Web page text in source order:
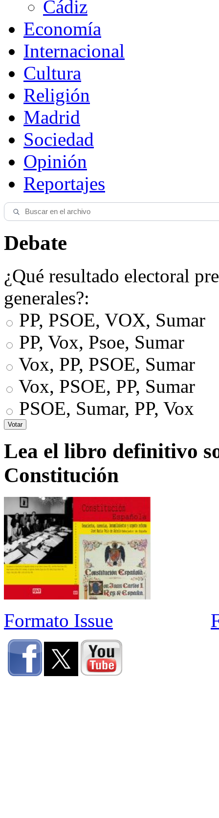
Cádiz
Economía
Internacional
Cultura
Religión
Madrid
Sociedad
Opinión
Reportajes
Debate
¿Qué resultado electoral
generales?:
PP, PSOE, VOX, Sumar
PP, Vox, Psoe, Sumar
Vox, PP, PSOE, Sumar
Vox, PSOE, PP, Sumar
PSOE, Sumar, PP, Vox
Lea el libro definitivo
Constitución
Formato Issue